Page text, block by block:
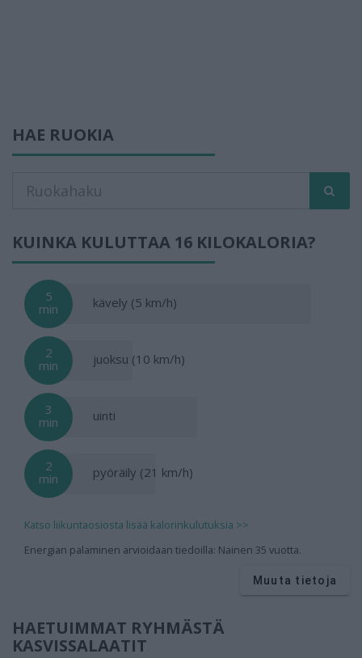
HAE RUOKIA
KUINKA KULUTTAA 16 KILOKALORIA?
5
min
kävely (5 km/h)
2
min
juoksu (10 km/h)
3
min
uinti
2
min
pyöräily (21 km/h)
Katso liikuntaosiosta lisää kalorinkulutuksia >>
Energian palaminen arvioidaan tiedoilla: Nainen 35 vuotta.
Muuta tietoja
HAETUIMMAT RYHMÄSTÄ
KASVISSALAATIT